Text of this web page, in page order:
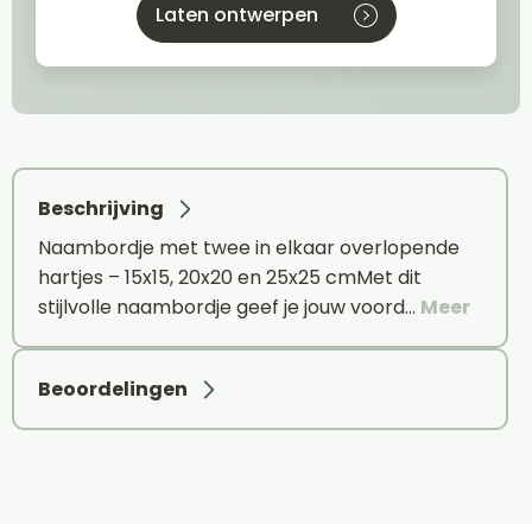
Laten ontwerpen
Beschrijving
Naambordje met twee in elkaar overlopende
hartjes – 15x15, 20x20 en 25x25 cmMet dit
stijlvolle naambordje geef je jouw voord… Meer
Beoordelingen